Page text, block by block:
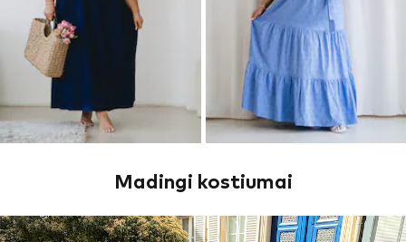
Madingi kostiumai